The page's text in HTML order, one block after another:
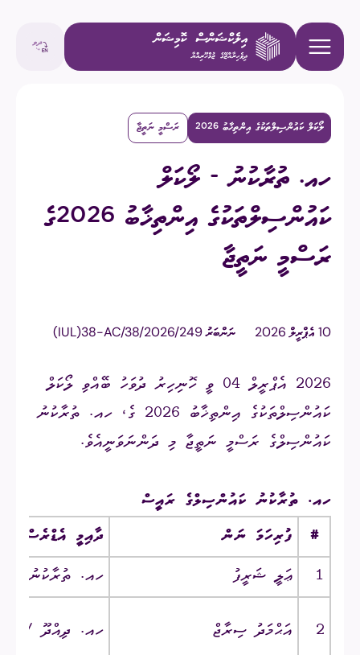
ލޯކަލް ކައުންސިލްތަކުގެ އިންތިޚާބު 2026 ރަސްމީ ނަތީޖާ
ހއ. ތުރާކުނު - ލޯކަލް
ކައުންސިލްތަކުގެ އިންތިޚާބު 2026ގެ
ރަސްމީ ނަތީޖާ
10 އެޕްރީލް 2026 ނަންބަރު(IUL)38-AC/38/2026/249
2026 އެޕްރީލް 04 ވީ ހޮނިހިރު ދުވަހު ބޭއްވި ލޯކަލް
ކައުންސިލްތަކުގެ އިންތިޚާބު 2026 ގެ، ހއ. ތުރާކުނު
ކައުންސިލްގެ ރަސްމީ ނަތީޖާ މި ދަންނަވަނީއެވެ.
ހއ. ތުރާކުނު ކައުންސިލްގެ ރައީސް
ދާއިމީ އެޑްރެސް
ފުރިހަމަ ނަން
#
ހއ. ތުރާކުނު ‎/‎ ކާމިނީގެ
ޢަލީ ޝަރީފު 1
ހއ. ދިއްދޫ ‎/‎ އާބަހާރުގެ އަޙްމަދު ސިރާޖް 2